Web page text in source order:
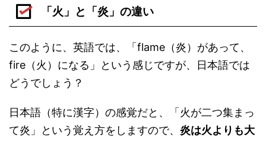
「火」と「炎」の違い
このように、英語では、「flame（炎）があって、
fire（火）になる」という感じですが、日本語では
どうでしょう？
日本語（特に漢字）の感覚だと、「火が二つ集まっ
て炎」という覚え方をしますので、 炎は火よりも大